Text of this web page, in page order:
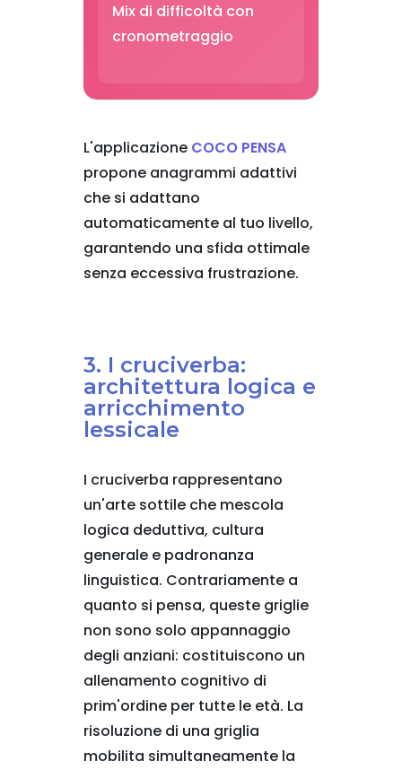
Mix di difficoltà con
cronometraggio
L'applicazione COCO PENSA
propone anagrammi adattivi
che si adattano
automaticamente al tuo livello,
garantendo una sfida ottimale
senza eccessiva frustrazione.
3. I cruciverba:
architettura logica e
arricchimento
lessicale
I cruciverba rappresentano
un'arte sottile che mescola
logica deduttiva, cultura
generale e padronanza
linguistica. Contrariamente a
quanto si pensa, queste griglie
non sono solo appannaggio
degli anziani: costituiscono un
allenamento cognitivo di
prim'ordine per tutte le età. La
risoluzione di una griglia
mobilita simultaneamente la